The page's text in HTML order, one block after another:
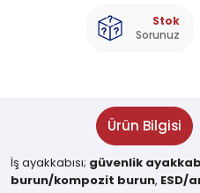
Stok
Sorunuz
Ürün Bilgisi
İş ayakkabısı; güvenlik
burun/kompozit burun, ESD/